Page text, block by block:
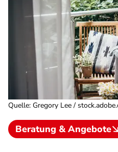
Quelle: Gregory Lee /
Beratung & Angebote